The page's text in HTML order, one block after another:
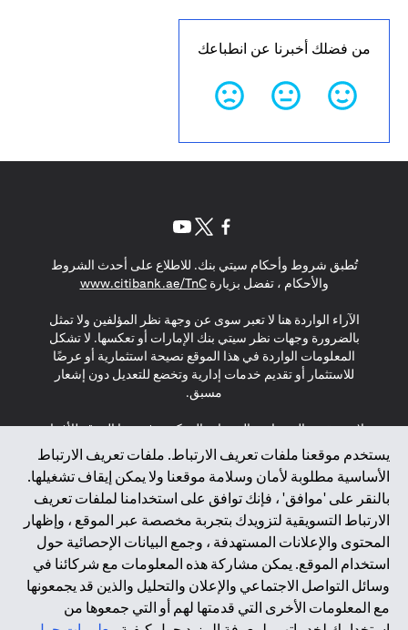
من فضلك أخبرنا عن انطباعك
يستخدم موقعنا ملفات تعريف الارتباط. ملفات تعريف الارتباط
الأساسية مطلوبة لأمان وسلامة موقعنا ولا يمكن إيقاف تشغيلها.
بالنقر على 'موافق' ، فإنك توافق على استخدامنا لملفات تعريف
الارتباط التسويقية لتزويدك بتجربة مخصصة عبر الموقع ، وإظهار
المحتوى والإعلانات المستهدفة ، وجمع البيانات الإحصائية حول
استخدام الموقع. يمكن مشاركة هذه المعلومات مع شركائنا في
وسائل التواصل الاجتماعي والإعلان والتحليل والذين قد يجمعونها
مع المعلومات الأخرى التي قدمتها لهم أو التي جمعوها من
تُطبق شروط وأحكام سيتي بنك. للاطلاع على أحدث الشروط
والأحكام ، تفضل بزيارةwww.citibank.ae/TnC
(opens in a new tab)
الآراء الواردة هنا لا تعبر سوى عن وجهة نظر المؤلفين ولا تمثل
بالضرورة وجهات نظر سيتي بنك الإمارات أو تعكسها. لا تشكل
المعلومات الواردة في هذا الموقع نصيحة استثمارية أو عرضًا
للاستثمار أو تقديم خدمات إدارية وتخضع للتعديل دون إشعار
مسبق.
لا يتم تقديم المنتجات والخدمات المذكورة في هذا الموقع للأفراد
المقيمين في الاتحاد الأوروبي أو المنطقة الاقتصادية الأوروبية أو
سويسرا أو غيرنسي أو جيرسي أو موناكو أو سان مارينو أو
الفاتيكان أو جزيرة مان أو المملكة المتحدة أو خصوصية البيانات
(لائحة حماية البيانات العامة \ قانون حماية البيانات الشخصية
العامة \ قانون خصوصية نيوزيلندا). المحتوى الموجود في هذه
الصفحة ليس ولا ينبغي تفسيره على أنه عرض أو دعوة أو دعوة
لشراء أو بيع أي من المنتجات والخدمات المذكورة هنا لمثل هؤلاء
الأفراد.
*GDPR – اللائحة العامة لحماية البيانات؛ * LGPD – Lei Geral de